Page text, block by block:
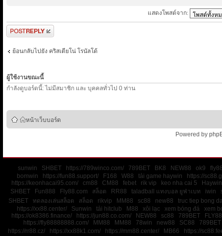
แสดงโพสต์จาก:
ตอบกระทู้
ย้อนกลับไปยัง คริสเตียโน่ โรนัลโด้
ผู้ใช้งานขณะนี้
กำลังดูบอร์ดนี้: ไม่มีสมาชิก และ บุคคลทั่วไป 0 ท่าน
หน้าเว็บบอร์ด
Powered by
sunwin SHBET https://789winco.com/ 789BET BK8 NEW88 ok9
bomwin
https://fun88.support/ F168 W88 tải game haywin
https://
https://keonhacai95.com/
cm88 CM88 febet rik vip keo nha cai 5
Haywin
SHBET
Fun888 Fly88.com สล็อต RR88 taladball แทงบอล ยูฟ่าเบท iwin
SHBET
ทดลองเล่นสล็อต สล็อต rikvip MM88 sc88 new88
truc tiep bong
https://xx88.center/
Sunwin tải hitclub M88 xôi lạc xem bóng đá
xem
https://ok8386.finance/
https://jun88.co.com/ NEW88 sc88 789BET
FLY88
https://fly88888888.com/
MM88 MM88 78win new88 SC88
789BET
https://rr88.cz/
https://xx88k1.com/ https://mm88.center/ MB66
https://